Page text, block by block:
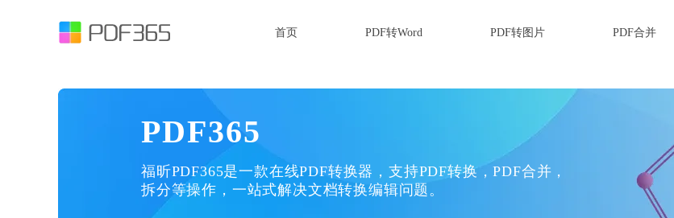
首页 PDF转Word PDF转图片 PDF合并
PDF365
福昕PDF365是一款在线PDF转换器，支持PDF转换，PDF合并，
拆分等操作，一站式解决文档转换编辑问题。